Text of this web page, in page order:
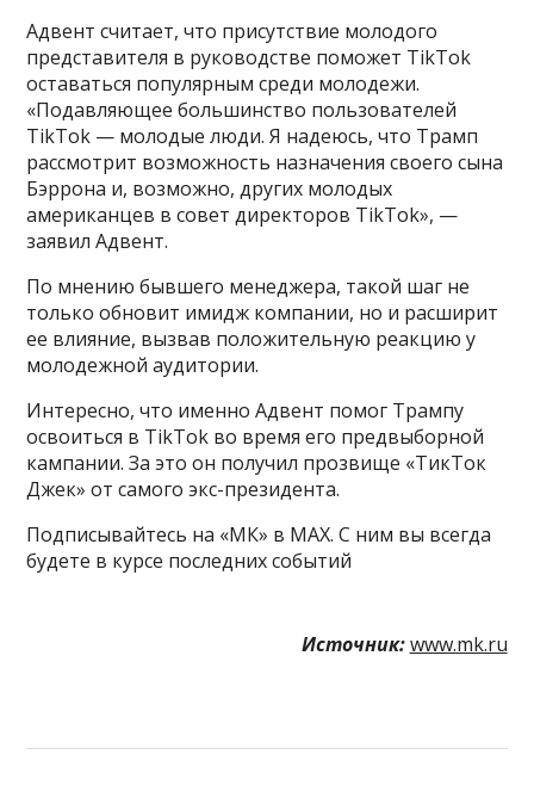
Адвент считает, что присутствие молодого
представителя в руководстве поможет TikTok
оставаться популярным среди молодежи.
«Подавляющее большинство пользователей
TikTok — молодые люди. Я надеюсь, что Трамп
рассмотрит возможность назначения своего сына
Бэррона и, возможно, других молодых
американцев в совет директоров TikTok», —
заявил Адвент.
По мнению бывшего менеджера, такой шаг не
только обновит имидж компании, но и расширит
ее влияние, вызвав положительную реакцию у
молодежной аудитории.
Интересно, что именно Адвент помог Трампу
освоиться в TikTok во время его предвыборной
кампании. За это он получил прозвище «ТикТок
Джек» от самого экс-президента.
Подписывайтесь на «МК» в МАХ. С ним вы всегда
будете в курсе последних событий
Источник: www.mk.ru